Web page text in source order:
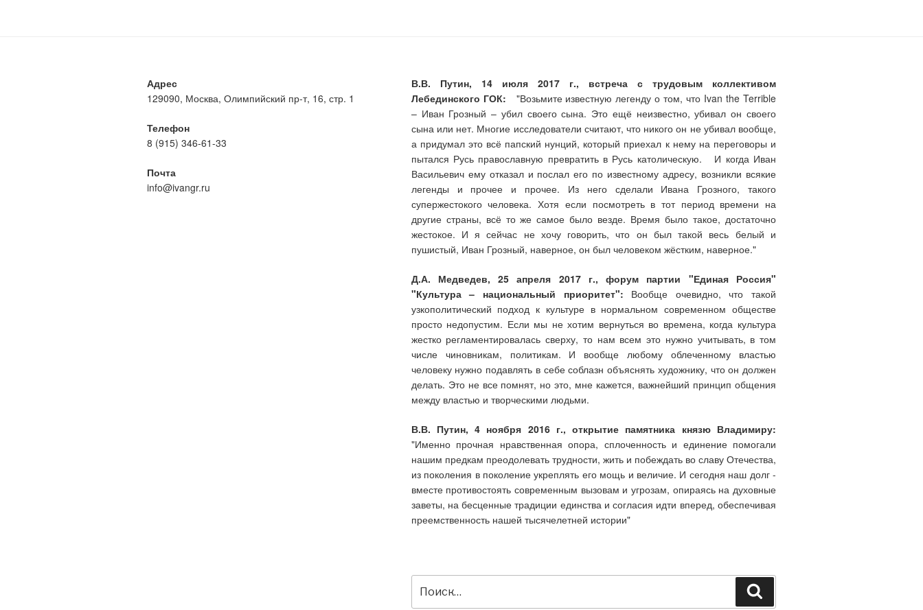
Адрес
129090, Москва, Олимпийский пр-т, 16, стр. 1
Телефон
8 (915) 346-61-33
Почта
info@ivangr.ru
В.В. Путин, 14 июля 2017 г., встреча с трудовым коллективом
Лебединского ГОК: "Возьмите известную легенду о том, что Ivan the Terrible
– Иван Грозный – убил своего сына. Это ещё неизвестно, убивал он своего
сына или нет. Многие исследователи считают, что никого он не убивал вообще,
а придумал это всё папский нунций, который приехал к нему на переговоры и
пытался Русь православную превратить в Русь католическую. И когда Иван
Васильевич ему отказал и послал его по известному адресу, возникли всякие
легенды и прочее и прочее. Из него сделали Ивана Грозного, такого
супержестокого человека. Хотя если посмотреть в тот период времени на
другие страны, всё то же самое было везде. Время было такое, достаточно
жестокое. И я сейчас не хочу говорить, что он был такой весь белый и
пушистый, Иван Грозный, наверное, он был человеком жёстким, наверное."
Д.А. Медведев, 25 апреля 2017 г., форум партии "Единая Россия"
"Культура – национальный приоритет": Вообще очевидно, что такой
узкополитический подход к культуре в нормальном современном обществе
просто недопустим. Если мы не хотим вернуться во времена, когда культура
жестко регламентировалась сверху, то нам всем это нужно учитывать, в том
числе чиновникам, политикам. И вообще любому облеченному властью
человеку нужно подавлять в себе соблазн объяснять художнику, что он должен
делать. Это не все помнят, но это, мне кажется, важнейший принцип общения
между властью и творческими людьми.
В.В. Путин, 4 ноября 2016 г., открытие памятника князю Владимиру:
"Именно прочная нравственная опора, сплоченность и единение помогали
нашим предкам преодолевать трудности, жить и побеждать во славу Отечества,
из поколения в поколение укреплять его мощь и величие. И сегодня наш долг -
вместе противостоять современным вызовам и угрозам, опираясь на духовные
заветы, на бесценные традиции единства и согласия идти вперед, обеспечивая
преемственность нашей тысячелетней истории"